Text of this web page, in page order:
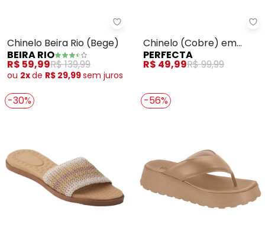
Beira Rio - Chinelo Beira Rio
Chinelo Beira Rio (Bege)
BEIRA RIO
R$ 59,99R$ 139,99
ou 2xde R$ 29,99sem juros
Chinelo (Cobre) em
Sintético
PERFECTA
R$ 49,99R$ 99,99
-30% -56%